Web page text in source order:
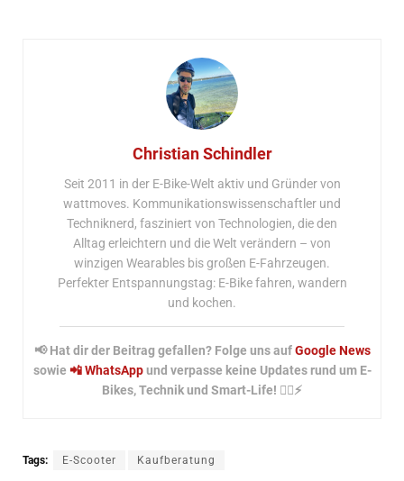
Christian Schindler
Seit 2011 in der E-Bike-Welt aktiv und Gründer von
wattmoves. Kommunikationswissenschaftler und
Techniknerd, fasziniert von Technologien, die den
Alltag erleichtern und die Welt verändern – von
winzigen Wearables bis großen E-Fahrzeugen.
Perfekter Entspannungstag: E-Bike fahren, wandern
und kochen.
📢 Hat dir der Beitrag gefallen? Folge uns aufGoogle News
sowie 📲 WhatsAppund verpasse keine Updates rund um E-
Bikes, Technik und Smart-Life! 🚴‍♂️⚡
Tags: E-Scooter Kaufberatung